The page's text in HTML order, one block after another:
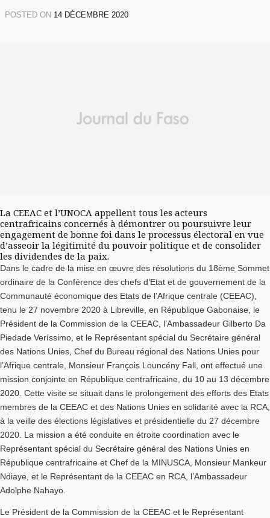
POSTED ON 14 DÉCEMBRE 2020
La CEEAC et l’UNOCA appellent tous les acteurs
centrafricains concernés à démontrer ou poursuivre leur
engagement de bonne foi dans le processus électoral en vue
d’asseoir la légitimité du pouvoir politique et de consolider
les dividendes de la paix.
Dans le cadre de la mise en œuvre des résolutions du 18ème Sommet
ordinaire de la Conférence des chefs d’Etat et de gouvernement de la
Communauté économique des Etats de l’Afrique centrale (CEEAC),
tenu le 27 novembre 2020 à Libreville, en République Gabonaise, le
Président de la Commission de la CEEAC, l’Ambassadeur Gilberto Da
Piedade Veríssimo, et le Représentant spécial du Secrétaire général
des Nations Unies, Chef du Bureau régional des Nations Unies pour
l’Afrique centrale, Monsieur François Louncény Fall, ont effectué une
mission conjointe en République centrafricaine, du 10 au 13 décembre
2020. Cette visite se situait dans le prolongement des efforts des Etats
membres de la CEEAC et des Nations Unies en solidarité avec la RCA,
à la veille des élections législatives et présidentielle du 27 décembre
2020. La mission a été conduite en étroite coordination avec le
Représentant spécial du Secrétaire général des Nations Unies en
République centrafricaine et Chef de la MINUSCA, Monsieur Mankeur
Ndiaye, et le Représentant de la CEEAC en RCA, l’Ambassadeur
Adolphe Nahayo.
Le Président de la Commission de la CEEAC et le Représentant